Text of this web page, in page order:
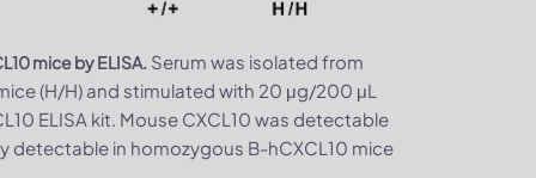
mice by ELISA. Serum was isolated from
(H/H) and stimulated with 20 μg/200 μL
ELISA kit. Mouse CXCL10 was detectable
detectable in homozygous B-hCXCL10 mice